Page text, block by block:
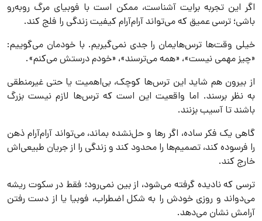
اگر این تجربه برایت آشناست، ممکن است با فوبیای مرگ روبه‌رو
باشی؛ ترسی عمیق که می‌تواند آرام‌آرام کیفیت زندگی را فلج کند.
خیلی وقت‌ها ترس‌هایمان را جدی نمی‌گیریم. با خودمان می‌گوییم:
«چیز مهمی نیست»، «همه می‌ترسند»، «خودم درستش می‌کنم».
از بیرون هم شاید این ترس‌ها کوچک، بی‌اهمیت یا حتی غیرمنطقی
به نظر برسند. اما واقعیت این است که ترس‌ها لازم نیست بزرگ
باشند تا آسیب بزنند.
گاهی یک فکر ساده، اگر رها و حل‌نشده بماند، می‌تواند آرام‌آرام ذهن
را فرسوده کند، تصمیم‌ها را محدود کند و زندگی را از جریان طبیعی‌اش
خارج کند.
ترسی که نادیده گرفته می‌شود، از بین نمی‌رود؛ فقط در سکوت ریشه
می‌دواند و روزی خودش را به شکل اضطراب، فوبیا یا از دست رفتن
آرامش نشان می‌دهد.